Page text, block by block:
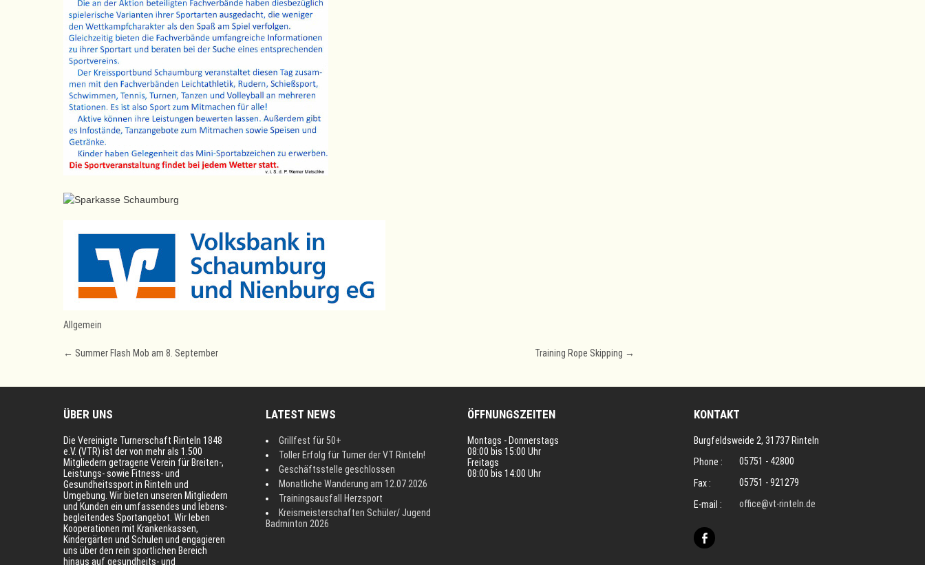
Allgemein
Post
← Summer Flash Mob am 8. September Training Rope Skipping →
ÜBER UNS
Die Vereinigte Turnerschaft Rinteln 1848
e.V. (VTR) ist der von mehr als 1.500
Mitgliedern getragene Verein für Breiten-,
Leistungs- sowie Fitness- und
Gesundheitssport in Rinteln und
Umgebung. Wir bieten unseren Mitgliedern
und Kunden ein umfassendes und lebens-
begleitendes Sportangebot. Wir leben
Kooperationen mit Krankenkassen,
Kindergärten und Schulen und engagieren
uns über den rein sportlichen Bereich
hinaus auf gesundheits- und
LATEST NEWS
Grillfest für 50+
Toller Erfolg für Turner der VT Rinteln!
Geschäftsstelle geschlossen
Monatliche Wanderung am 12.07.2026
Trainingsausfall Herzsport
Kreismeisterschaften Schüler/ Jugend
Badminton 2026
ÖFFNUNGSZEITEN
Montags - Donnerstags
08:00 bis 15:00 Uhr
Freitags
08:00 bis 14:00 Uhr
KONTAKT
Burgfeldsweide 2, 31737 Rinteln
Phone :
05751 - 42800
Fax :
05751 - 921279
E-mail :
office@vt-rinteln.de